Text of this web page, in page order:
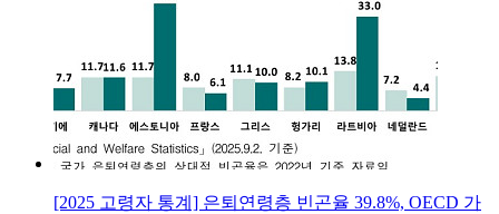
[2025 고령자 통계] 은퇴연령층 빈곤율 39.8%, OECD 가